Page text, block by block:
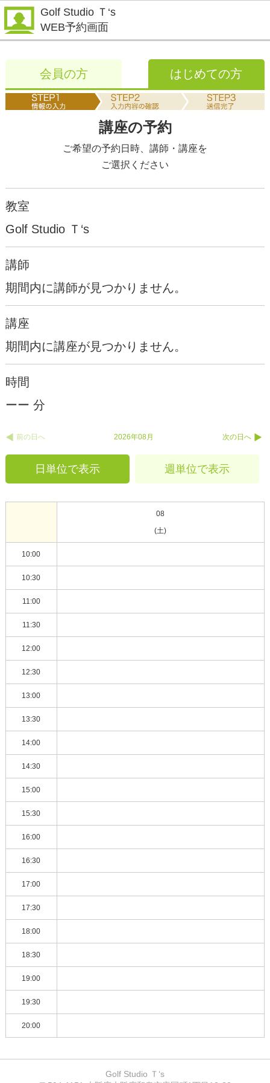
Golf Studio Ｔ‘s
WEB予約画面
会員の方 はじめての方
講座の予約
ご希望の予約日時、講師・講座を
ご選択ください
教室
Golf Studio Ｔ‘s
講師
期間内に講師が見つかりません。
講座
期間内に講座が見つかりません。
時間
ーー 分
前の日へ 2026年08月 次の日へ
週単位で表示
日単位で表示
08
(土)
10:00
10:30
11:00
11:30
12:00
12:30
13:00
13:30
14:00
14:30
15:00
15:30
16:00
16:30
17:00
17:30
18:00
18:30
19:00
19:30
20:00
Golf Studio Ｔ‘s